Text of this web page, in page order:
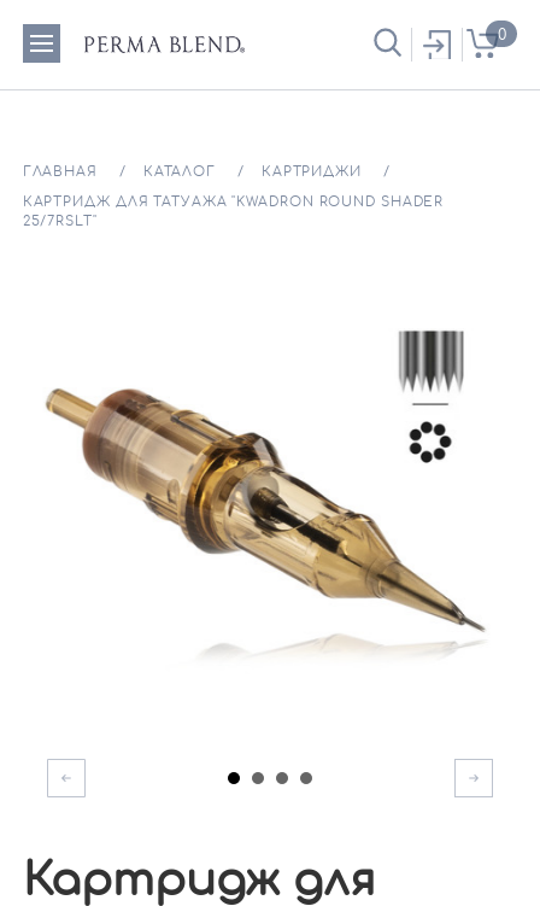
0
ГЛАВНАЯ КАТАЛОГ КАРТРИДЖИ
КАРТРИДЖ ДЛЯ ТАТУАЖА "KWADRON ROUND SHADER
25/7RSLT"
Картридж для